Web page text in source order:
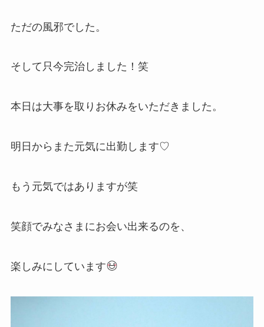
ただの風邪でした。
そして只今完治しました！笑
本日は大事を取りお休みをいただきました。
明日からまた元気に出勤します♡
もう元気ではありますが笑
笑顔でみなさまにお会い出来るのを、
楽しみにしています